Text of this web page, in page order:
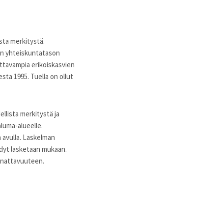
merkitystä.
yhteiskuntatason
erikoiskasvien
1995. Tuella on ollut
merkitystä ja
alueelle.
Laskelman
lasketaan mukaan.